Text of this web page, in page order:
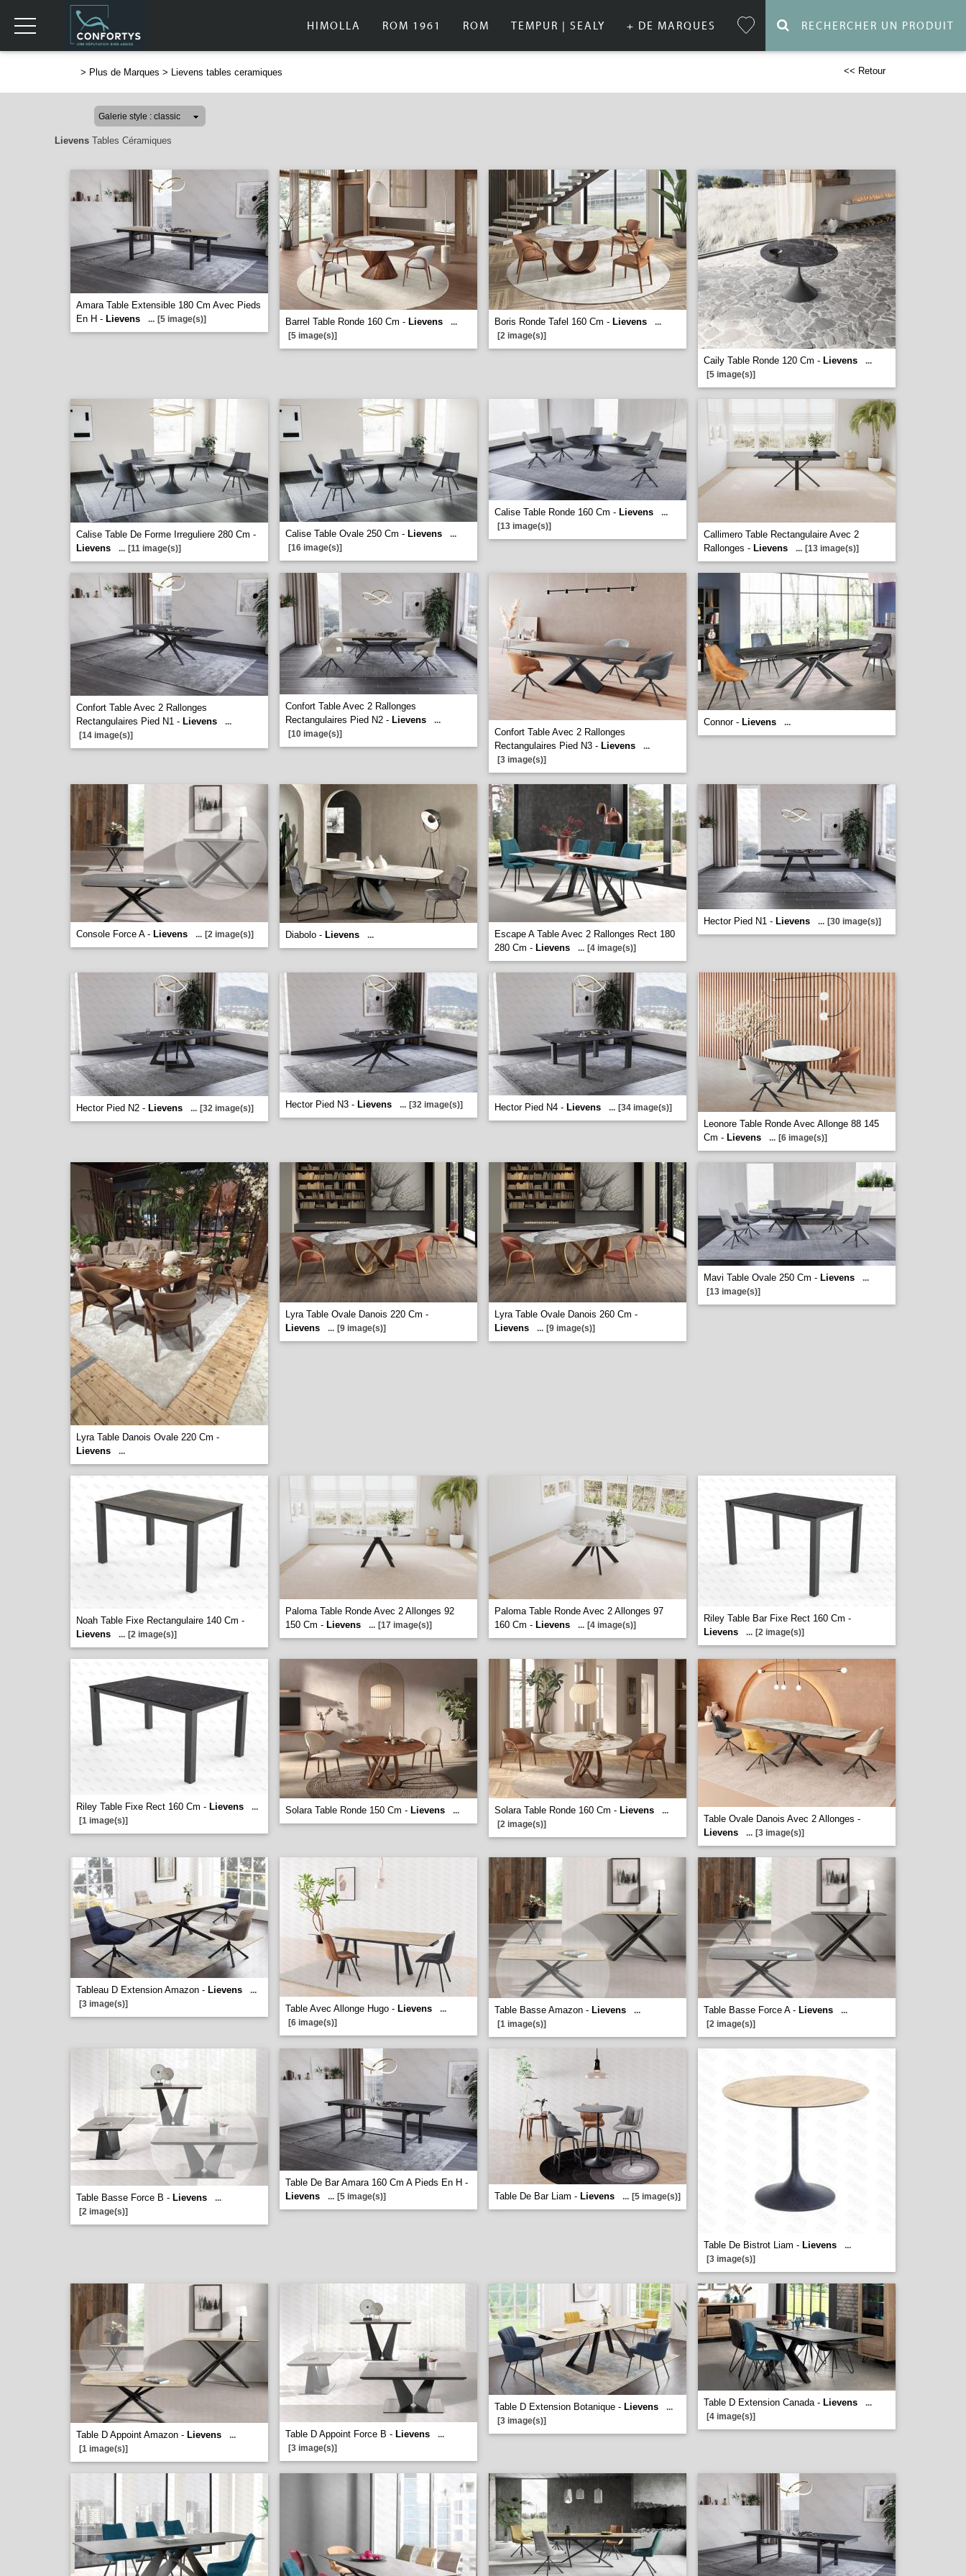
HIMOLLA ROM 1961 ROM TEMPUR | SEALY + DE MARQUES RECHERCHER UN PRODUIT
> Plus de Marques > Lievens tables ceramiques << Retour
Lievens Tables Céramiques
Amara Table Extensible 180 Cm Avec Pieds
En H - Lievens ... [5 image(s)] Barrel Table Ronde 160 Cm - Lievens
...
[5 image(s)]
Boris Ronde Tafel 160 Cm - Lievens
...
[2 image(s)]
Caily Table Ronde 120 Cm - Lievens
...
[5 image(s)]
Calise Table De Forme Irreguliere 280 Cm -
Lievens
... [11 image(s)]
Calise Table Ovale 250 Cm - Lievens
...
[16 image(s)]
Calise Table Ronde 160 Cm - Lievens
...
[13 image(s)]
Callimero Table Rectangulaire Avec 2
Rallonges - Lievens ... [13 image(s)]
Confort Table Avec 2 Rallonges
Rectangulaires Pied N1 - Lievens
...
[14 image(s)]
Confort Table Avec 2 Rallonges
Rectangulaires Pied N2 - Lievens
...
[10 image(s)]
Confort Table Avec 2 Rallonges
Rectangulaires Pied N3 - Lievens
...
[3 image(s)]
Connor - Lievens ...
Console Force A - Lievens ... [2 image(s)] Diabolo - Lievens ...
Escape A Table Avec 2 Rallonges Rect 180
280 Cm - Lievens ... [4 image(s)]
Hector Pied N1 - Lievens ... [30 image(s)]
Hector Pied N2 - Lievens ... [32 image(s)] Hector Pied N3 - Lievens ... [32 image(s)] Hector Pied N4 - Lievens ... [34 image(s)]
Leonore Table Ronde Avec Allonge 88 145
Cm - Lievens ... [6 image(s)]
Lyra Table Danois Ovale 220 Cm -
Lievens
...
Lyra Table Ovale Danois 220 Cm -
Lievens
... [9 image(s)]
Lyra Table Ovale Danois 260 Cm -
Lievens
... [9 image(s)]
Mavi Table Ovale 250 Cm - Lievens
...
[13 image(s)]
Noah Table Fixe Rectangulaire 140 Cm -
Lievens
... [2 image(s)]
Paloma Table Ronde Avec 2 Allonges 92
150 Cm - Lievens ... [17 image(s)]
Paloma Table Ronde Avec 2 Allonges 97
160 Cm - Lievens ... [4 image(s)]
Riley Table Bar Fixe Rect 160 Cm -
Lievens
... [2 image(s)]
Riley Table Fixe Rect 160 Cm - Lievens
...
[1 image(s)]
Solara Table Ronde 150 Cm - Lievens ... Solara Table Ronde 160 Cm - Lievens
...
[2 image(s)]
Table Ovale Danois Avec 2 Allonges -
Lievens
... [3 image(s)]
Tableau D Extension Amazon - Lievens
...
[3 image(s)]
Table Avec Allonge Hugo - Lievens
...
[6 image(s)]
Table Basse Amazon - Lievens
...
[1 image(s)]
Table Basse Force A - Lievens
...
[2 image(s)]
Table Basse Force B - Lievens
...
[2 image(s)]
Table De Bar Amara 160 Cm A Pieds En H -
Lievens
... [5 image(s)] Table De Bar Liam - Lievens ... [5 image(s)]
Table De Bistrot Liam - Lievens
...
[3 image(s)]
Table D Appoint Amazon - Lievens
...
[1 image(s)]
Table D Appoint Force B - Lievens
...
[3 image(s)]
Table D Extension Botanique - Lievens
...
[3 image(s)]
Table D Extension Canada - Lievens
...
[4 image(s)]